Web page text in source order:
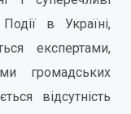
в Україні,
експертами,
громадських
відсутність